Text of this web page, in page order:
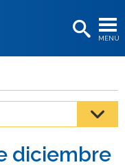
MENÚ
diciembre